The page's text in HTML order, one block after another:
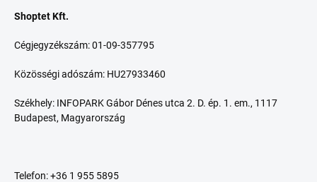
Shoptet Kft.
Cégjegyzékszám: 01-09-357795
Közösségi adószám: HU27933460
Székhely: INFOPARK Gábor Dénes utca 2. D. ép. 1. em., 1117
Budapest, Magyarország
Telefon: +36 1 955 5895